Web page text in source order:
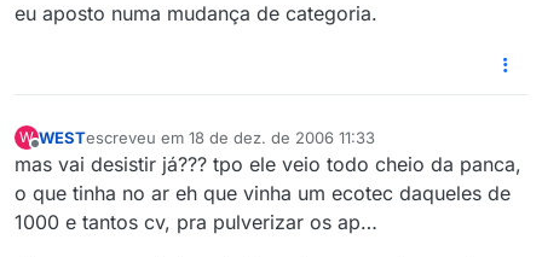
eu aposto numa mudança de categoria.
W
Offline
WESTescreveu em 18 de dez. de 2006 11:33
última edição por
mas vai desistir já??? tpo ele veio todo cheio da panca,
o que tinha no ar eh que vinha um ecotec daqueles de
1000 e tantos cv, pra pulverizar os ap…